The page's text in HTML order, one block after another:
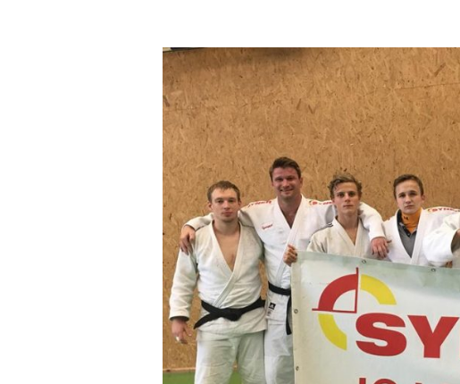
Zobrazit
větší
obrázek